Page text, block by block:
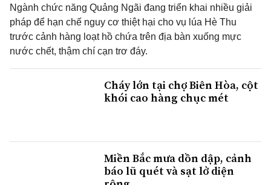
Ngành chức năng Quảng Ngãi đang triển khai nhiều giải
pháp để hạn chế nguy cơ thiệt hại cho vụ lúa Hè Thu
trước cảnh hàng loạt hồ chứa trên địa bàn xuống mực
nước chết, thậm chí cạn trơ đáy.
Cháy lớn tại chợ Biên Hòa, cột
khói cao hàng chục mét
Miền Bắc mưa dồn dập, cảnh
báo lũ quét và sạt lở diện